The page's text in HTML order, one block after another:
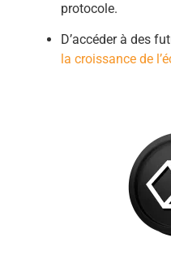
protocole.
D’accéder à des
la croissance de